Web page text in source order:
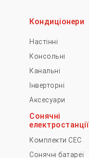
Кондиціонери
Настінні
Консольні
Канальні
Інверторні
Аксесуари
Cонячні
електростанції
Комплекти СЕС
Сонячні батареї